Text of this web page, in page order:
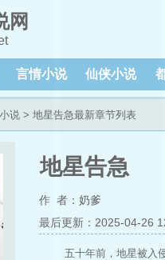
网
言情小说 仙侠小说
说 > 地星告急最新章节列表
地星告急
作 者：奶爹
最后更新：2025-04-26
五十年前，地星被入